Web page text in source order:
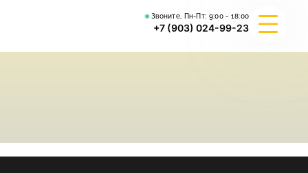
Звоните, Пн-Пт: 9:00 - 18:00
+7 (903) 024-99-23